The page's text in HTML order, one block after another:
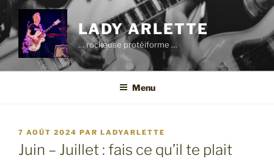
Aller
au
contenu
principal
LADY ARLETTE
… rockeuse protéiforme …
Menu
PUBLIÉ
LE
7 AOÛT 2024 PAR LADYARLETTE
Juin – Juillet : fais ce qu’il te plait